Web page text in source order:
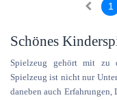
1
Schönes
Spielzeug gehört mit zu
Spielzeug ist nicht nur
daneben auch